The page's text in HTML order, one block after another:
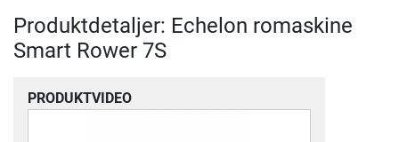
Produktdetaljer: Echelon romaskine
Smart Rower 7S
PRODUKTVIDEO